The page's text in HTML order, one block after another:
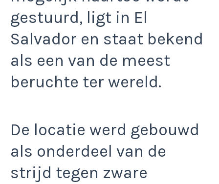
gestuurd, ligt in El
Salvador en staat bekend
als een van de meest
beruchte ter wereld.
De locatie werd gebouwd
als onderdeel van de
strijd tegen zware